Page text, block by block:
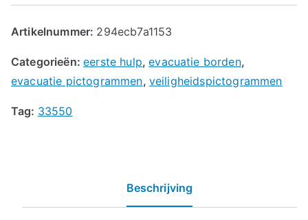
Artikelnummer: 294ecb7a1153
Categorieën:eerste hulp,evacuatie borden,
evacuatie pictogrammen, veiligheidspictogrammen
Tag: 33550
Beschrijving